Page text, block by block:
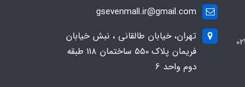
gsevenmall.ir@gmail.com
تهران، خیابان طالقانی ، نبش خیابان
فریمان پلاک 550 ساختمان 118 طبقه
دوم واحد 6